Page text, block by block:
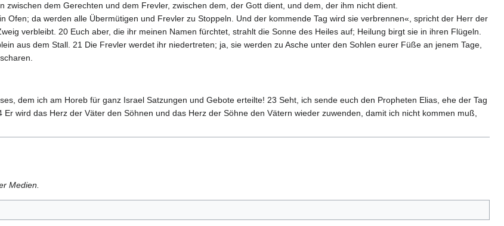
zwischen dem Gerechten und dem Frevler, zwischen dem, der Gott dient, und dem, der ihm nicht dient.
Ofen; da werden alle Übermütigen und Frevler zu Stoppeln. Und der kommende Tag wird sie verbrennen«, spricht der Herr der
verbleibt. 20 Euch aber, die ihr meinen Namen fürchtet, strahlt die Sonne des Heiles auf; Heilung birgt sie in ihren Flügeln.
aus dem Stall. 21 Die Frevler werdet ihr niedertreten; ja, sie werden zu Asche unter den Sohlen eurer Füße an jenem Tage,
dem ich am Horeb für ganz Israel Satzungen und Gebote erteilte! 23 Seht, ich sende euch den Propheten Elias, ehe der Tag
wird das Herz der Väter den Söhnen und das Herz der Söhne den Vätern wieder zuwenden, damit ich nicht kommen muß,
Medien.